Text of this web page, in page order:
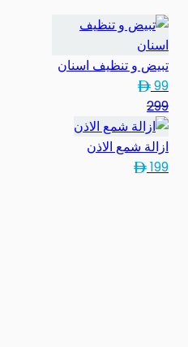
تبيض و تنظيف اسنان
99
299
ازالة شمع الاذن
199